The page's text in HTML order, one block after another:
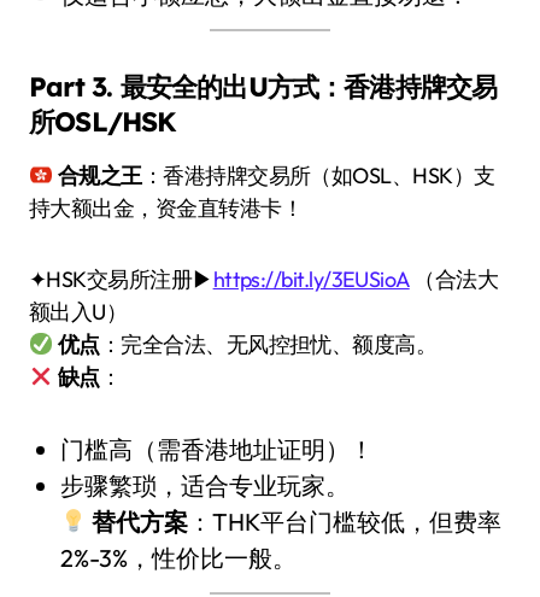
Part 3. 最安全的出U方式：香港持牌交易
所OSL/HSK
合规之王：香港持牌交易所（如OSL、HSK）支
持大额出金，资金直转港卡！
✦HSK交易所注册▶https://bit.ly/3EUSioA（合法大
额出入U）
优点 ：完全合法、无风控担忧、额度高。
缺点 ：
门槛高（需香港地址证明）！
步骤繁琐，适合专业玩家。
替代方案 ：THK平台门槛较低，但费率
2%-3%，性价比一般。